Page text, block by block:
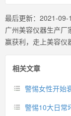
最后更新： 2021-09-
广州美容仪器生产厂
赢获利，走上美容仪
相关文章
警惕女性开始
警惕10大日常